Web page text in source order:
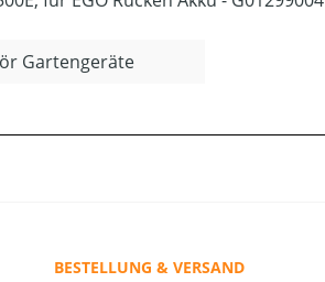
Gartengeräte
BESTELLUNG & VERSAND